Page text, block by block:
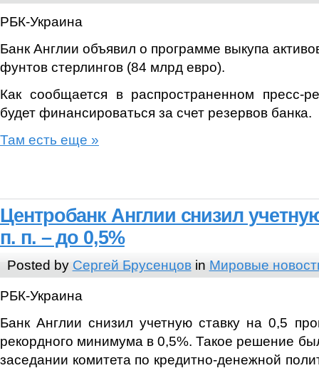
РБК-Украина
Банк Англии объявил о программе выкупа
фунтов стерлингов (84 млрд евро).
Как сообщается в распространенном пресс-
будет финансироваться за счет резервов банка.
Там есть еще »
Центробанк Англии снизил
п. п. – до 0,5%
Posted by Сергей Брусенцовin Мировые
РБК-Украина
Банк Англии снизил учетную ставку на 0,5
рекордного минимума в 0,5%. Такое решение
заседании комитета по кредитно-денежной